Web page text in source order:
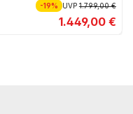
-19% UVP1.799,00 €
1.449,00 €